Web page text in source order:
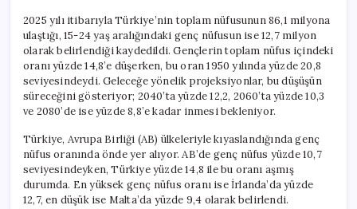
2025 yılı itibarıyla Türkiye’nin toplam nüfusunun 86,1 milyona
ulaştığı, 15-24 yaş aralığındaki genç nüfusun ise 12,7 milyon
olarak belirlendiği kaydedildi. Gençlerin toplam nüfus içindeki
oranı yüzde 14,8’e düşerken, bu oran 1950 yılında yüzde 20,8
seviyesindeydi. Geleceğe yönelik projeksiyonlar, bu düşüşün
süreceğini gösteriyor; 2040’ta yüzde 12,2, 2060’ta yüzde 10,3
ve 2080’de ise yüzde 8,8’e kadar inmesi bekleniyor.
Türkiye, Avrupa Birliği (AB) ülkeleriyle kıyaslandığında genç
nüfus oranında önde yer alıyor. AB’de genç nüfus yüzde 10,7
seviyesindeyken, Türkiye yüzde 14,8 ile bu oranı aşmış
durumda. En yüksek genç nüfus oranı ise İrlanda’da yüzde
12,7, en düşük ise Malta’da yüzde 9,4 olarak belirlendi.